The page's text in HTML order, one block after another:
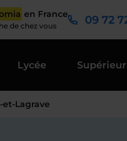
en France
de chez vous 09 72
Lycée Supérieur
et-Lagrave